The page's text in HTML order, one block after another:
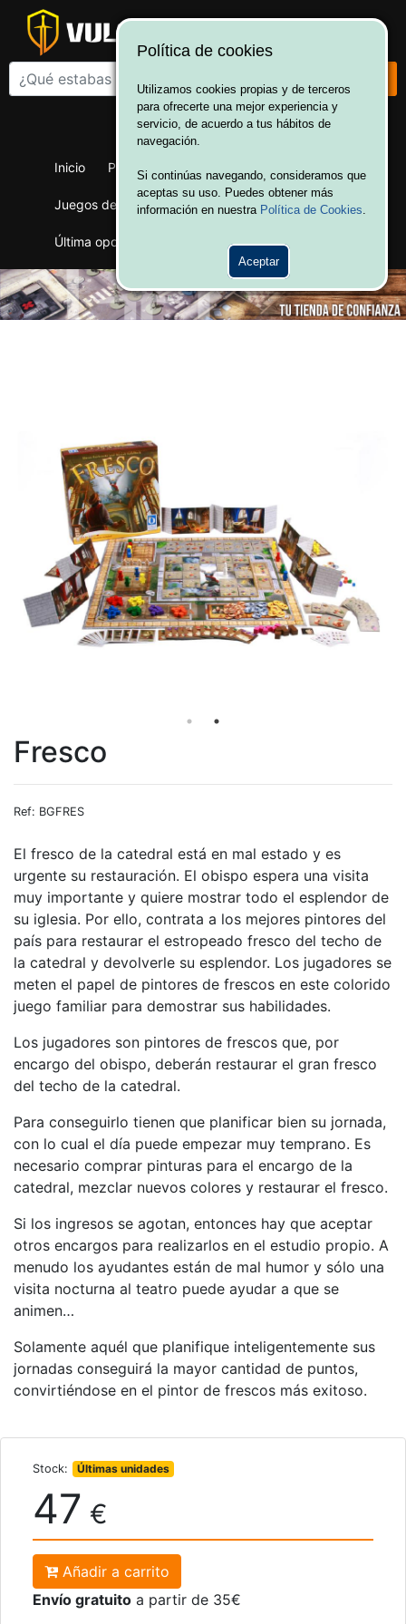
¡Bienvenido a Vulcania!
Inicio Productos Juegos de mesa
Juegos de cartas Merchandising Ofertas
Última oportunidad Wargames
Fresco
Ref: BGFRES
El fresco de la catedral está en mal estado y es
urgente su restauración. El obispo espera una visita
muy importante y quiere mostrar todo el esplendor de
su iglesia. Por ello, contrata a los mejores pintores del
país para restaurar el estropeado fresco del techo de
la catedral y devolverle su esplendor. Los jugadores se
meten el papel de pintores de frescos en este colorido
juego familiar para demostrar sus habilidades.
Los jugadores son pintores de frescos que, por
encargo del obispo, deberán restaurar el gran fresco
del techo de la catedral.
Para conseguirlo tienen que planificar bien su jornada,
con lo cual el día puede empezar muy temprano. Es
necesario comprar pinturas para el encargo de la
catedral, mezclar nuevos colores y restaurar el fresco.
Si los ingresos se agotan, entonces hay que aceptar
otros encargos para realizarlos en el estudio propio. A
menudo los ayudantes están de mal humor y sólo una
visita nocturna al teatro puede ayudar a que se
animen…
Solamente aquél que planifique inteligentemente sus
jornadas conseguirá la mayor cantidad de puntos,
convirtiéndose en el pintor de frescos más exitoso.
Stock: Últimas unidades
47 €
Añadir a carrito
Envío gratuito a partir de 35€
Política de cookies
Utilizamos cookies propias y de terceros
para ofrecerte una mejor experiencia y
servicio, de acuerdo a tus hábitos de
navegación.
Si continúas navegando, consideramos que
aceptas su uso. Puedes obtener más
información en nuestra Política de Cookies.
Aceptar